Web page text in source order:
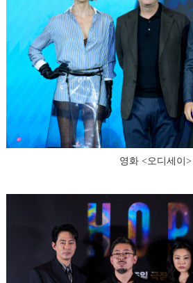
영화 <오디세이>